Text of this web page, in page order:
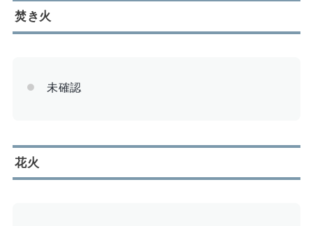
焚き火
未確認
花火